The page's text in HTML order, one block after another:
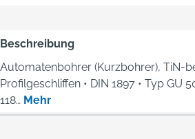
Beschreibung
Automatenbohrer (Kurzbohrer), TiN-
Profilgeschliffen • DIN 1897 • Typ GU
118… Mehr